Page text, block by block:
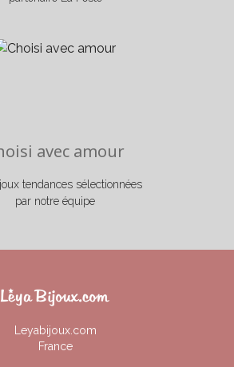
avec amour
tendances sélectionnées
par notre équipe
Leyabijoux.com
France